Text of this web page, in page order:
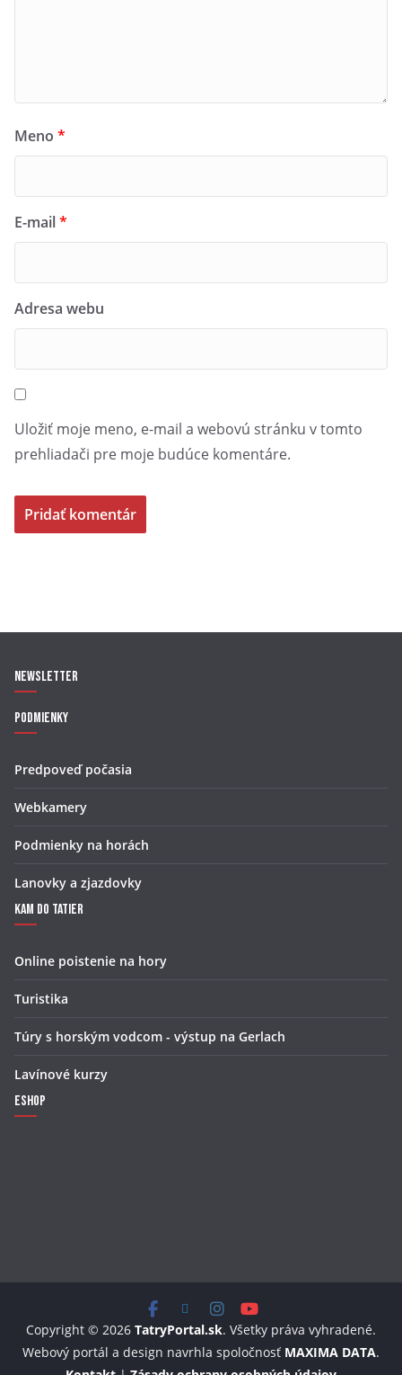
Meno *
E-mail*
Adresa webu
Uložiť moje meno, e-mail a webovú stránku v tomto
prehliadači pre moje budúce komentáre.
Newsletter
Podmienky
Predpoveď počasia
Webkamery
Podmienky na horách
Lanovky a zjazdovky
Kam do Tatier
Online poistenie na hory
Turistika
Túry s horským vodcom - výstup na Gerlach
Lavínové kurzy
Eshop
Copyright © 2026 TatryPortal.sk. Všetky práva vyhradené.
Webový portál a design navrhla spoločnosť MAXIMA DATA.